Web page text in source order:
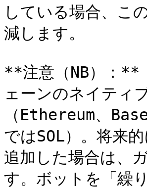
している場合、こ
減します。
**注意（NB）：**
ェーンのネイティ
（Ethereum、
ではSOL）。将来
追加した場合は、
す。ボットを「繰